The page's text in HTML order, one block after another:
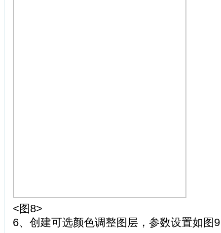
<图8>
6、创建可选颜色调整图层，参数设置如图